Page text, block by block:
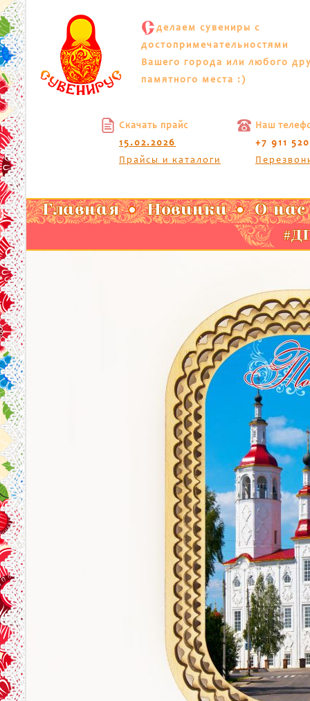
С делаем сувениры с
достопримечательностями
Вашего города или любого
памятного места :)
Скачать прайс
15.02.2026
Прайсы и каталоги
Наш
+7 911
Главная Новинки О нас